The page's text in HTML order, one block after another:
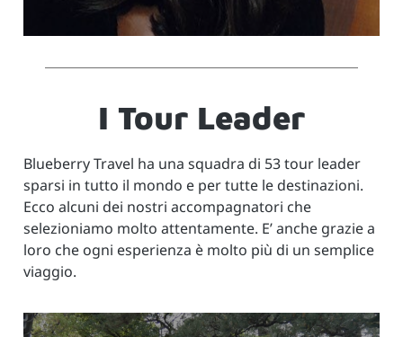
I Tour Leader
Blueberry Travel ha una squadra di 53 tour leader
sparsi in tutto il mondo e per tutte le destinazioni.
Ecco alcuni dei nostri accompagnatori che
selezioniamo molto attentamente. E’ anche grazie a
loro che ogni esperienza è molto più di un semplice
viaggio.